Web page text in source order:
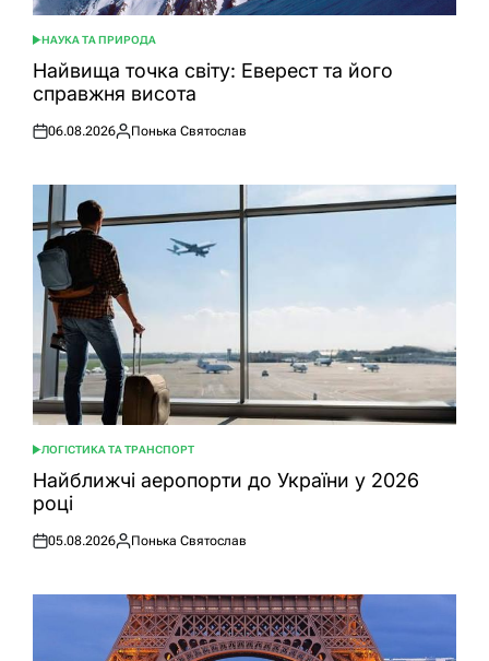
ОПУБЛІКУВАТИ
У
НАУКА ТА ПРИРОДА
Найвища точка світу: Еверест та його
справжня висота
Оприлюднено
06.08.2026
Опубліковано
Понька Святослав
ОПУБЛІКУВАТИ
У
ЛОГІСТИКА ТА ТРАНСПОРТ
Найближчі аеропорти до України у 2026
році
Оприлюднено
05.08.2026
Опубліковано
Понька Святослав